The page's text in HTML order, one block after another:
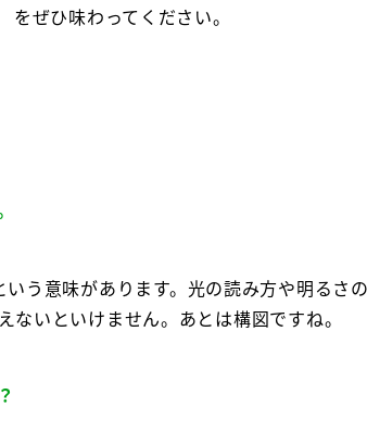
をぜひ味わってください。
う意味があります。光の読み方や明るさ
いといけません。あとは構図ですね。